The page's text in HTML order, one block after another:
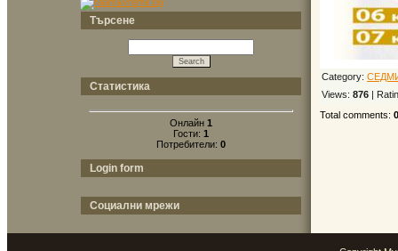
Търсене
Статистика
Онлайн 1
Гости: 1
Потребители: 0
Login form
Социални мрежи
Category:
Views: 876 |
Total comments: 0